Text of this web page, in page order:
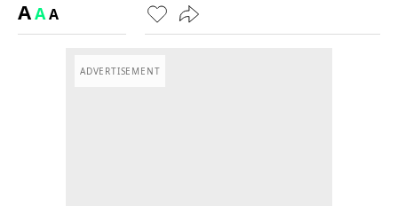
AAA
ADVERTISEMENT